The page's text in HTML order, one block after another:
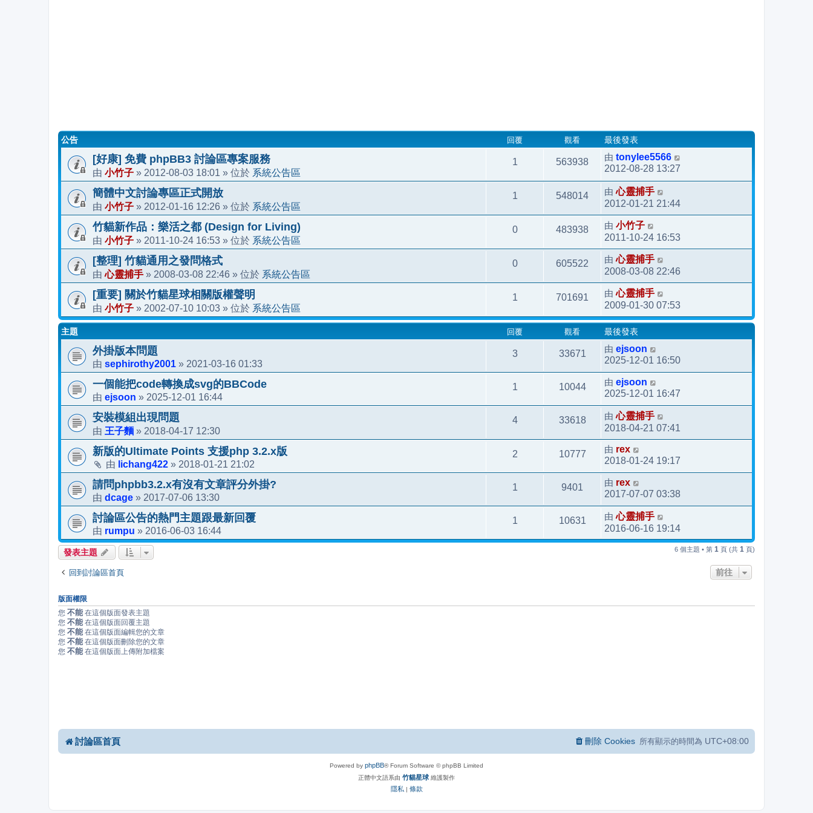
公告 回覆 觀看 最後發表
[好康] 免費 phpBB3 討論區專案服務
由 小竹子 » 2012-08-03 18:01 » 位於 系統公告區
1 563938 由 tonylee5566
2012-08-28 13:27
簡體中文討論專區正式開放
由 小竹子 » 2012-01-16 12:26 » 位於 系統公告區
1 548014 由心靈捕手
2012-01-21 21:44
竹貓新作品：樂活之都 (Design for Living)
由 小竹子 » 2011-10-24 16:53 » 位於 系統公告區
0 483938 由 小竹子
2011-10-24 16:53
[整理] 竹貓通用之發問格式
由心靈捕手 » 2008-03-08 22:46 » 位於 系統公告區
0 605522 由心靈捕手
2008-03-08 22:46
[重要] 關於竹貓星球相關版權聲明
由 小竹子 » 2002-07-10 10:03 » 位於 系統公告區
1 701691 由心靈捕手
2009-01-30 07:53
主題 回覆 觀看 最後發表
外掛版本問題
由 sephirothy2001 » 2021-03-16 01:33
3 33671 由 ejsoon
2025-12-01 16:50
一個能把code轉換成svg的BBCode
由 ejsoon » 2025-12-01 16:44
1 10044 由 ejsoon
2025-12-01 16:47
安裝模組出現問題
由 王子麵 » 2018-04-17 12:30
4 33618 由心靈捕手
2018-04-21 07:41
新版的Ultimate Points 支援php 3.2.x版
由 lichang422 » 2018-01-21 21:02
2 10777 由 rex
2018-01-24 19:17
請問phpbb3.2.x有沒有文章評分外掛?
由 dcage » 2017-07-06 13:30
1 9401 由 rex
2017-07-07 03:38
討論區公告的熱門主題跟最新回覆
由 rumpu » 2016-06-03 16:44
1 10631 由心靈捕手
2016-06-16 19:14
發表主題 6 個主題 • 第 1 頁 (共 1 頁)
回到討論區首頁 前往
版面權限
您 不能 在這個版面發表主題
您 不能 在這個版面回覆主題
您 不能 在這個版面編輯您的文章
您 不能 在這個版面刪除您的文章
您 不能 在這個版面上傳附加檔案
討論區首頁 所有顯示的時間為 UTC+08:00
刪除 Cookies
Powered by phpBB® Forum Software © phpBB Limited
正體中文語系由 竹貓星球 維護製作
隱私| 條款